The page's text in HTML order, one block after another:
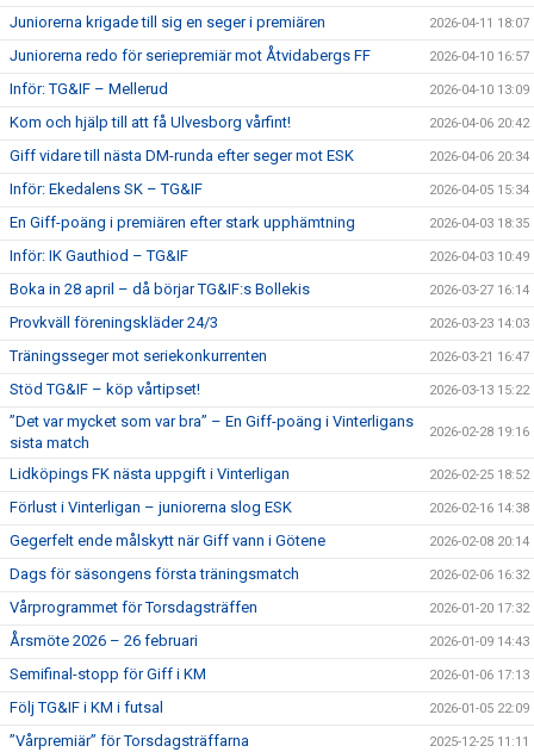
Juniorerna krigade till sig en seger i premiären 2026-04-11 18:07
Juniorerna redo för seriepremiär mot Åtvidabergs FF 2026-04-10 16:57
Inför: TG&IF – Mellerud 2026-04-10 13:09
Kom och hjälp till att få Ulvesborg vårfint! 2026-04-06 20:42
Giff vidare till nästa DM-runda efter seger mot ESK 2026-04-06 20:34
Inför: Ekedalens SK – TG&IF 2026-04-05 15:34
En Giff-poäng i premiären efter stark upphämtning 2026-04-03 18:35
Inför: IK Gauthiod – TG&IF 2026-04-03 10:49
Boka in 28 april – då börjar TG&IF:s Bollekis 2026-03-27 16:14
Provkväll föreningskläder 24/3 2026-03-23 14:03
Träningsseger mot seriekonkurrenten 2026-03-21 16:47
Stöd TG&IF – köp vårtipset! 2026-03-13 15:22
”Det var mycket som var bra” – En Giff-poäng i Vinterligans
sista match
2026-02-28 19:16
Lidköpings FK nästa uppgift i Vinterligan 2026-02-25 18:52
Förlust i Vinterligan – juniorerna slog ESK 2026-02-16 14:38
Gegerfelt ende målskytt när Giff vann i Götene 2026-02-08 20:14
Dags för säsongens första träningsmatch 2026-02-06 16:32
Vårprogrammet för Torsdagsträffen 2026-01-20 17:32
Årsmöte 2026 – 26 februari 2026-01-09 14:43
Semifinal-stopp för Giff i KM 2026-01-06 17:13
Följ TG&IF i KM i futsal 2026-01-05 22:09
”Vårpremiär” för Torsdagsträffarna 2025-12-25 11:11